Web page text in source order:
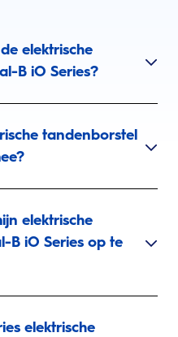
elektrische
B iO Series?
tandenborstel
elektrische
B iO Series op te
elektrische